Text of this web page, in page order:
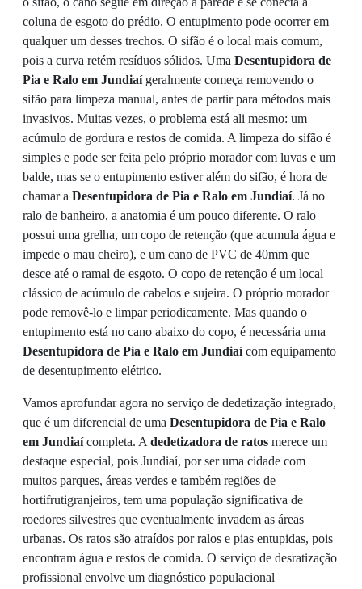
coluna de esgoto do prédio. O entupimento pode ocorrer em
qualquer um desses trechos. O sifão é o local mais comum,
pois a curva retém resíduos sólidos. Uma Desentupidora de
Pia e Ralo em Jundiaígeralmente começa removendo o
sifão para limpeza manual, antes de partir para métodos mais
invasivos. Muitas vezes, o problema está ali mesmo: um
acúmulo de gordura e restos de comida. A limpeza do sifão é
simples e pode ser feita pelo próprio morador com luvas e um
balde, mas se o entupimento estiver além do sifão, é hora de
chamar a Desentupidora de Pia e Ralo em Jundiaí. Já no
ralo de banheiro, a anatomia é um pouco diferente. O ralo
possui uma grelha, um copo de retenção (que acumula água e
impede o mau cheiro), e um cano de PVC de 40mm que
desce até o ramal de esgoto. O copo de retenção é um local
clássico de acúmulo de cabelos e sujeira. O próprio morador
pode removê-lo e limpar periodicamente. Mas quando o
entupimento está no cano abaixo do copo, é necessária uma
Desentupidora de Pia e Ralo em Jundiaícom equipamento
de desentupimento elétrico.
Vamos aprofundar agora no serviço de dedetização integrado,
que é um diferencial de uma Desentupidora de Pia e Ralo
em Jundiaícompleta. A dedetizadora de ratos merece um
destaque especial, pois Jundiaí, por ser uma cidade com
muitos parques, áreas verdes e também regiões de
hortifrutigranjeiros, tem uma população significativa de
roedores silvestres que eventualmente invadem as áreas
urbanas. Os ratos são atraídos por ralos e pias entupidas, pois
encontram água e restos de comida. O serviço de desratização
profissional envolve um diagnóstico populacional